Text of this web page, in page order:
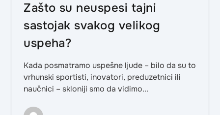
Zašto su neuspesi tajni
sastojak svakog velikog
uspeha?
Kada posmatramo uspešne ljude – bilo da su to
vrhunski sportisti, inovatori, preduzetnici ili
naučnici – skloniji smo da vidimo...